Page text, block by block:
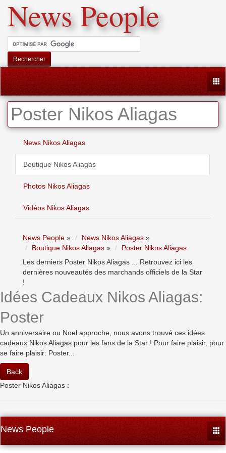
News People
Rechercher
Poster Nikos Aliagas
News Nikos Aliagas
Boutique Nikos Aliagas
Photos Nikos Aliagas
Vidéos Nikos Aliagas
News People » News Nikos Aliagas »
Boutique Nikos Aliagas »
Poster Nikos Aliagas
Les derniers Poster Nikos Aliagas ... Retrouvez ici les
dernières nouveautés des marchands officiels de la Star
!
Idées Cadeaux Nikos Aliagas:
Poster
Un anniversaire ou Noel approche, nous avons trouvé ces idées
cadeaux Nikos Aliagas pour les fans de la Star ! Pour faire plaisir, pour
se faire plaisir: Poster...
Back
Poster Nikos Aliagas :
News People